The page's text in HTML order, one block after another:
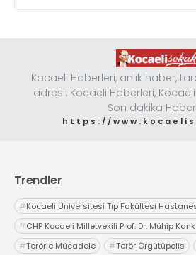
Kocaeli Haberleri, anlık haber,
adresi. Kocaeli Haberleri,
Son dakika
https://
Trendler
#Kocaeli Üniversitesi Tıp Fakültesi
#CHP Kocaeli Milletvekili Prof. Dr. Mühip
#Terörle Mücadele #Terör Örgütüpolis